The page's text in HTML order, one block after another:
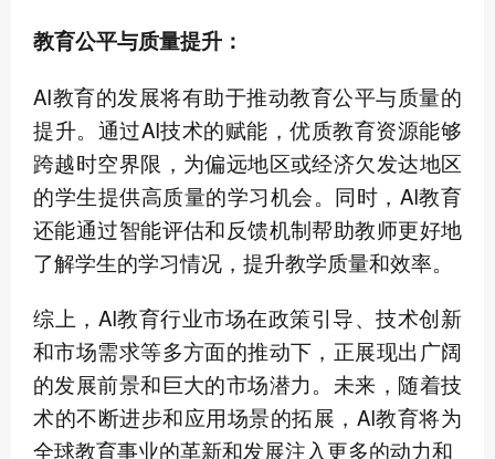
教育公平与质量提升：
AI教育的发展将有助于推动教育公平与质量的
提升。通过AI技术的赋能，优质教育资源能够
跨越时空界限，为偏远地区或经济欠发达地区
的学生提供高质量的学习机会。同时，AI教育
还能通过智能评估和反馈机制帮助教师更好地
了解学生的学习情况，提升教学质量和效率。
综上，AI教育行业市场在政策引导、技术创新
和市场需求等多方面的推动下，正展现出广阔
的发展前景和巨大的市场潜力。未来，随着技
术的不断进步和应用场景的拓展，AI教育将为
全球教育事业的革新和发展注入更多的动力和